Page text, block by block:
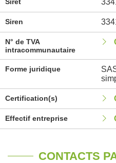
Siren
N° de TVA
intracommunautaire
Forme juridique
Certification(s)
Effectif entreprise
CONTACTS